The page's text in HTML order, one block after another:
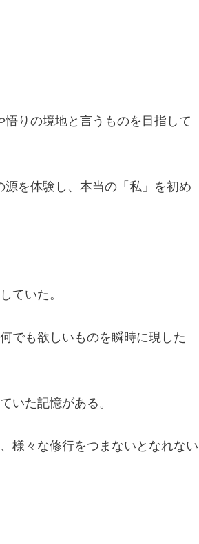
りの境地と言うものを目指して
を体験し、本当の「私」を初め
ていた。
でも欲しいものを瞬時に現した
いた記憶がある。
様々な修行をつまないとなれない